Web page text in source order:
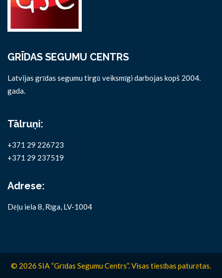
GRĪDAS SEGUMU CENTRS
Latvijas grīdas segumu tirgū veiksmīgi darbojas kopš 2004.
gada.
Tālruņi:
+371 29 226723
+371 29 237519
Adrese:
Dēļu iela 8, Rīga, LV-1004
© 2026 SIA “Grīdas Segumu Centrs”. Visas tiesības paturētas.